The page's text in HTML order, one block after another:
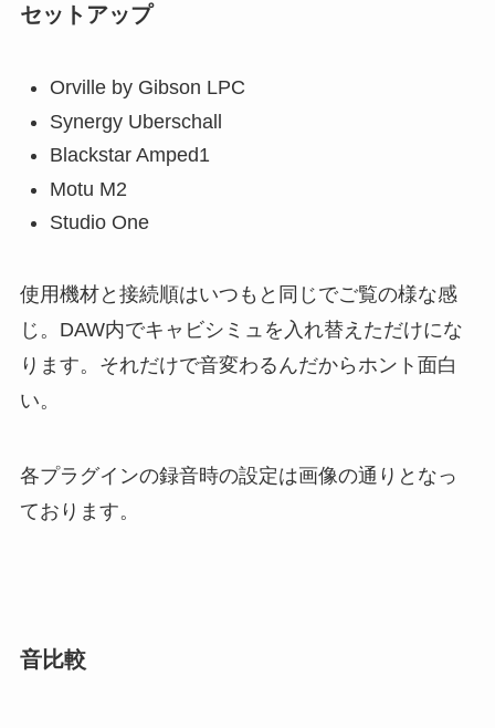
セットアップ
Orville by Gibson LPC
Synergy Uberschall
Blackstar Amped1
Motu M2
Studio One
使用機材と接続順はいつもと同じでご覧の様な感
じ。DAW内でキャビシミュを入れ替えただけにな
ります。それだけで音変わるんだからホント面白
い。
各プラグインの録音時の設定は画像の通りとなっ
ております。
音比較